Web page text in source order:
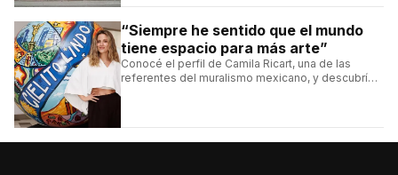
“Siempre he sentido que el mundo
tiene espacio para más arte”
Conocé el perfil de Camila Ricart, una de las
referentes del muralismo mexicano, y descubrí